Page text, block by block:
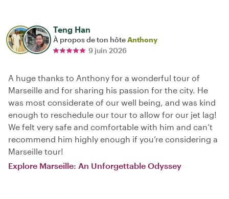
Teng Han
À propos de ton hôteAnthony
9 juin 2026
A huge thanks to Anthony for a wonderful tour of
Marseille and for sharing his passion for the city. He
was most considerate of our well being, and was kind
enough to reschedule our tour to allow for our jet lag!
We felt very safe and comfortable with him and can’t
recommend him highly enough if you’re considering a
Marseille tour!
Explore Marseille: An Unforgettable Odyssey